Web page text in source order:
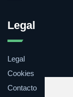
Legal
Legal
Cookies
Contacto